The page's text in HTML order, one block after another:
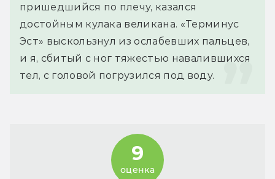
пришедшийся по плечу, казался
достойным кулака великана. «Терминус
Эст» выскользнул из ослабевших пальцев,
и я, сбитый с ног тяжестью навалившихся
тел, с головой погрузился под воду.
9
оценка